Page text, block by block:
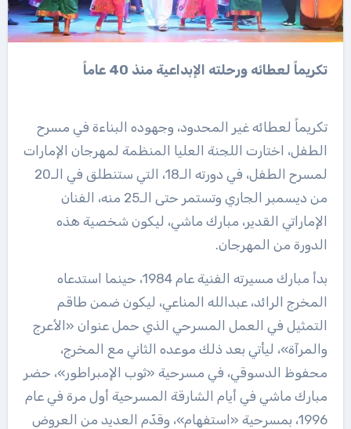
تكريماً لعطائه ورحلته الإبداعية منذ 40 عاماً
تكريماً لعطائه غير المحدود، وجهوده البناءة في مسرح
الطفل، اختارت اللجنة العليا المنظمة لمهرجان الإمارات
لمسرح الطفل، في دورته الـ18، التي ستنطلق في الـ20
من ديسمبر الجاري وتستمر حتى الـ25 منه، الفنان
الإماراتي القدير، مبارك ماشي، ليكون شخصية هذه
الدورة من المهرجان.
بدأ مبارك مسيرته الفنية عام 1984، حينما استدعاه
المخرج الرائد، عبدالله المناعي، ليكون ضمن طاقم
التمثيل في العمل المسرحي الذي حمل عنوان «الأعرج
والمرآة»، ليأتي بعد ذلك موعده الثاني مع المخرج،
محفوظ الدسوقي، في مسرحية «ثوب الإمبراطور»، حضر
مبارك ماشي في أيام الشارقة المسرحية أول مرة في عام
1996، بمسرحية «استفهام»، وقدّم العديد من العروض